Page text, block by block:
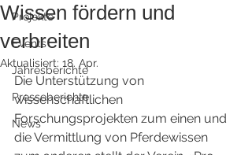
Projekte
Events
Jahresberichte
Presseberichte
News
Wissen fördern und
verbreiten
Aktualisiert: 18. Apr.
Die Unterstützung von
wissenschaftlichen
Forschungsprojekten zum einen und
die Vermittlung von Pferdewissen